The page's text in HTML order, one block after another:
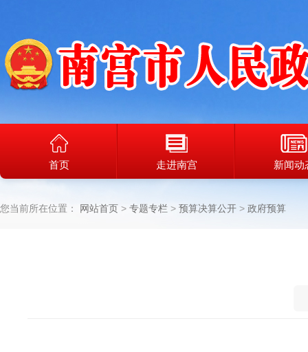
首页 走进南宫 新闻动
您当前所在位置： 网站首页 专题专栏 预算决算公开 政府预算